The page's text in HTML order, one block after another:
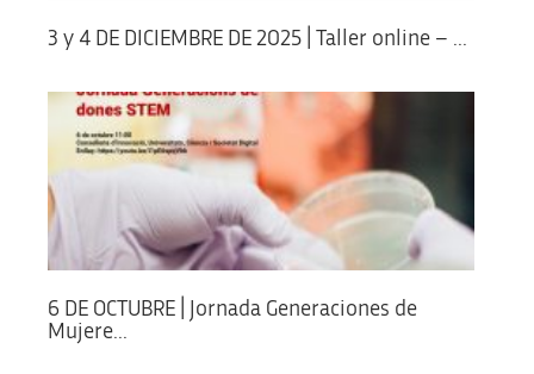
3 y 4 DE DICIEMBRE DE 2025 | Taller online – ...
6 DE OCTUBRE | Jornada Generaciones de
Mujere...